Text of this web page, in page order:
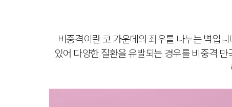
비중격이란 코 가운데의 좌우를 나누는 벽입
있어 다양한 질환을 유발되는 경우를 비중격